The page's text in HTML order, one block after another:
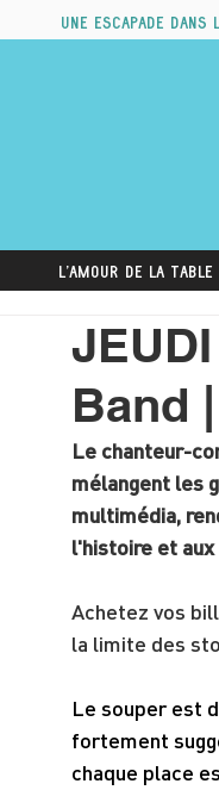
Une escapade
L'amour de la table
Band
Le chanteur-
mélangent les
multimédia,
l'histoire et aux
Achetez vos
la limite des
Le souper est
fortement
chaque place